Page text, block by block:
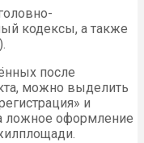
кодексы, а также
после
можно выделить
и
ложное оформление